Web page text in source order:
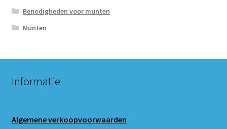
Benodigheden voor munten
Munten
Informatie
Algemene verkoopvoorwaarden